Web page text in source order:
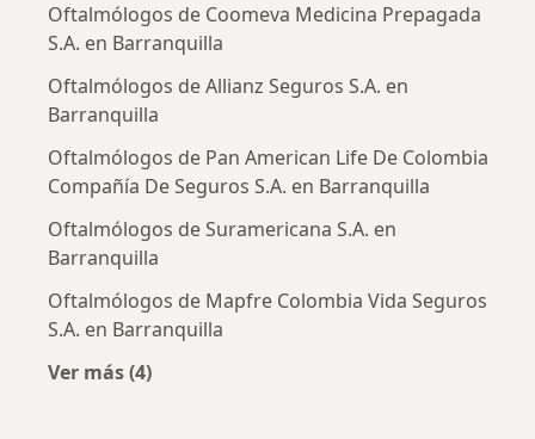
Oftalmólogos de Coomeva Medicina Prepagada
S.A. en Barranquilla
Oftalmólogos de Allianz Seguros S.A. en
Barranquilla
Oftalmólogos de Pan American Life De Colombia
Compañía De Seguros S.A. en Barranquilla
Oftalmólogos de Suramericana S.A. en
Barranquilla
Oftalmólogos de Mapfre Colombia Vida Seguros
S.A. en Barranquilla
Ver más (4)